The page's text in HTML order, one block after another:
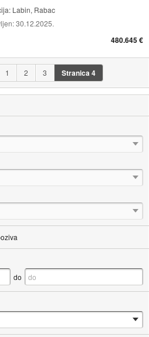
Labin, Rabac
30.12.2025.
480.645 €
1 2 3 Stranica4
do